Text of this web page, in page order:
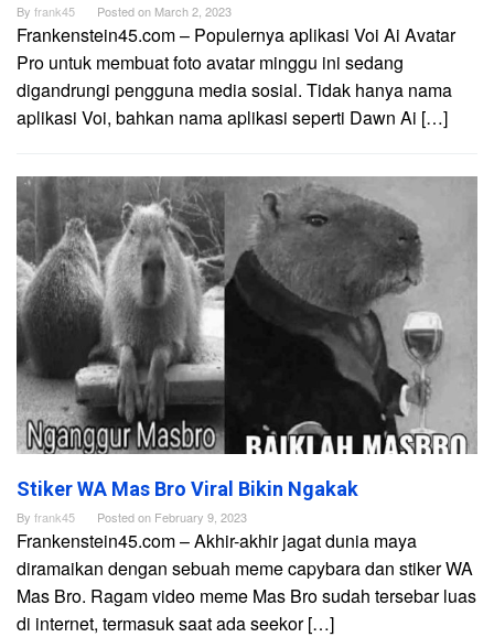
By frank45 Posted on March 2, 2023
Frankenstein45.com – Populernya aplikasi Voi Ai Avatar
Pro untuk membuat foto avatar minggu ini sedang
digandrungi pengguna media sosial. Tidak hanya nama
aplikasi Voi, bahkan nama aplikasi seperti Dawn Ai […]
Stiker WA Mas Bro Viral Bikin Ngakak
By frank45 Posted on February 9, 2023
Frankenstein45.com – Akhir-akhir jagat dunia maya
diramaikan dengan sebuah meme capybara dan stiker WA
Mas Bro. Ragam video meme Mas Bro sudah tersebar luas
di internet, termasuk saat ada seekor […]